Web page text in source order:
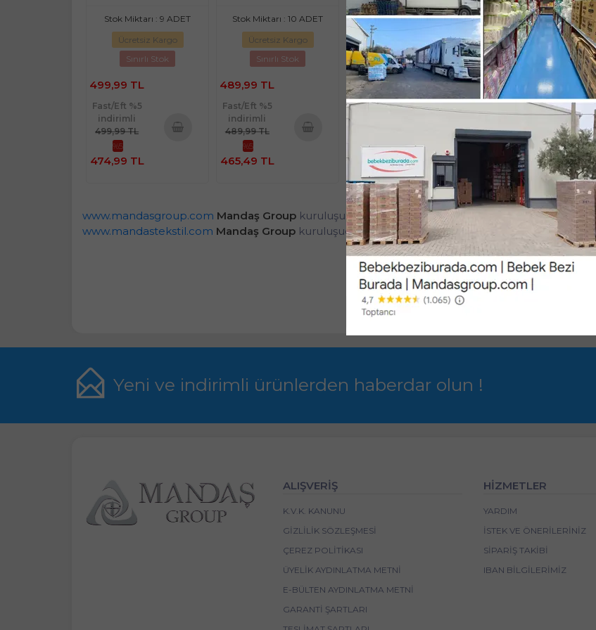
Stok Miktarı : 9 ADET
Ücretsiz Kargo
Sınırlı Stok
499,99 TL
Fast/Eft %5
indirimli
499,99 TL
%5
474,99 TL
Stok Miktarı : 10 ADET
Ücretsiz Kargo
Sınırlı Stok
489,99 TL
Fast/Eft %5
indirimli
489,99 TL
%5
465,49 TL
Stok Miktarı : 10 ADET
Ücretsiz Kargo
Sınırlı Stok
479,99 TL
Fast/Eft %5
%5
455,99 TL
Sepete
Ekle
Stok Miktarı : 10 ADET
Ücretsiz Kargo
Sınırlı Stok
464,99 TL
Fast/Eft %5
indirimli
464,99 TL
%5
441,74 TL
Sepete
Ekle
www.mandasgroup.com Mandaş Group kuruluşudur. Müşteri Hattı 0236 235 22 20 - 0554 172
www.mandastekstil.com Mandaş Group kuruluşudur. Müşteri Hattı 0236 237 20 32 (Türkiye'nin
Yeni ve indirimli ürünlerden haberdar olun !
ALIŞVERİŞ
K.V.K. KANUNU
GIZLILIK SÖZLEŞMESI
ÇEREZ POLITIKASI
ÜYELIK AYDINLATMA METNI
E-BÜLTEN AYDINLATMA METNI
GARANTI ŞARTLARI
HİZMETLER
YARDIM
İSTEK VE ÖNERILERINIZ
SIPARIŞ TAKIBI
IBAN BİLGİLERİMİZ